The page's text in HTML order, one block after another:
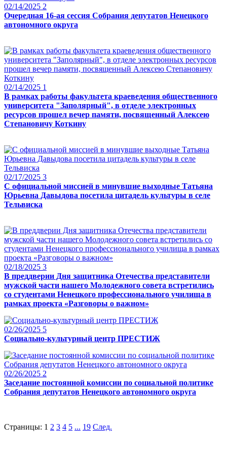
02/14/2025 2
Очередная 16-ая сессия Собрания депутатов Ненецкого
автономного округа
02/14/2025 1
В рамках работы факультета краеведения общественного
университета "Заполярный", в отделе электронных
ресурсов прошел вечер памяти, посвященный Алексею
Степановичу Коткину
02/17/2025 3
С официальной миссией в минувшие выходные Татьяна
Юрьевна Давыдова посетила цитадель культуры в селе
Тельвиска
02/18/2025 3
В преддверии Дня защитника Отечества представители
мужской части нашего Молодежного совета встретились
со студентами Ненецкого профессионального училища в
рамках проекта «Разговоры о важном»
02/26/2025 5
Социально-культурный центр ПРЕСТИЖ
02/26/2025 2
Заседание постоянной комиссии по социальной политике
Собрания депутатов Ненецкого автономного округа
Страницы: 1 2 3 4 5 ... 19 След.